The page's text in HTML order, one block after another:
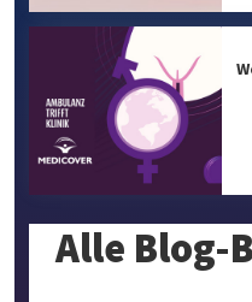
Alle Blog-